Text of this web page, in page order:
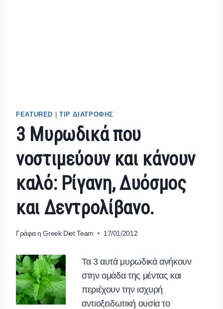
FEATURED TIP ΔΙΑΤΡΟΦΗΣ
3 Μυρωδικά που
νοστιμεύουν και κάνουν
καλό: Ρίγανη, Δυόσμος
και Δεντρολίβανο.
Γράφει η Greek Diet Team 17/01/2012
Τα 3 αυτά μυρωδικά ανήκουν
στην ομάδα της μέντας και
περιέχουν την ισχυρή
αντιοξειδωτική ουσία το